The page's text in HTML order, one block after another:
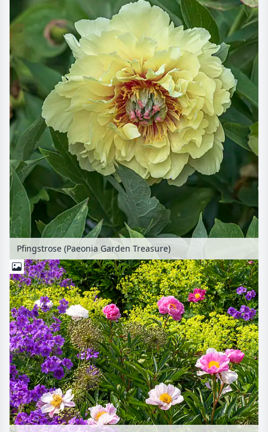
Pfingstrose (Paeonia Garden Treasure)